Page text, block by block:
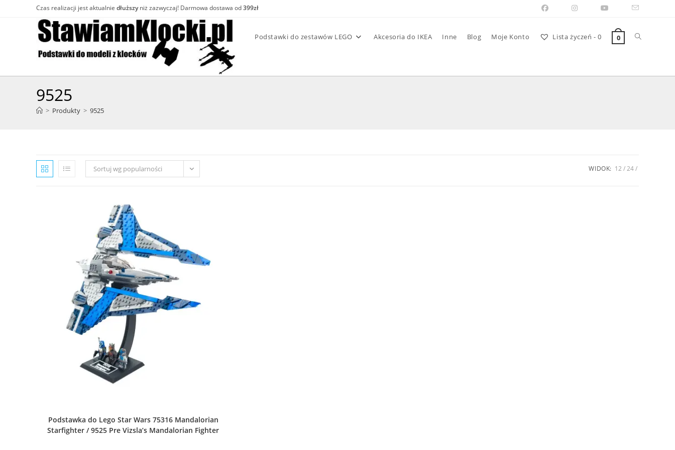
Czas realizacji jest aktualnie dłuższyniż zazwyczaj! Darmowa dostawa od399zł
Podstawki do zestawów LEGO Akcesoria do IKEA Inne Blog Moje Konto Lista życzeń - 0 0 Toggle
website
9525
> Produkty > 9525
Sortuj wg popularności WIDOK: 12 24
Podstawka do Lego Star Wars 75316 Mandalorian
Starfighter / 9525 Pre Vizsla’s Mandalorian Fighter